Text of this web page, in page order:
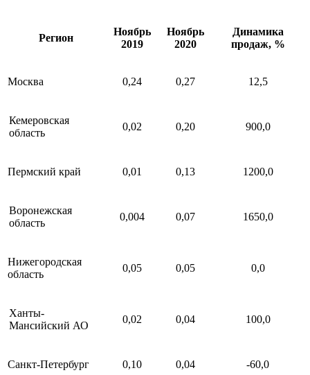
Регион
Ноябрь
2019
Ноябрь
2020
Динамика
продаж, %
Москва 0,24 0,27 12,5
Кемеровская
область
0,02 0,20 900,0
Пермский край 0,01 0,13 1200,0
Воронежская
область
0,004 0,07 1650,0
Нижегородская
область
0,05 0,05 0,0
Ханты-
Мансийский АО
0,02 0,04 100,0
Санкт-Петербург 0,10 0,04 -60,0